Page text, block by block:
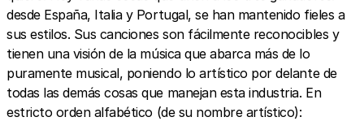
desde España, Italia y Portugal, se han mantenido fieles a
sus estilos. Sus canciones son fácilmente reconocibles y
tienen una visión de la música que abarca más de lo
puramente musical, poniendo lo artístico por delante de
todas las demás cosas que manejan esta industria. En
estricto orden alfabético (de su nombre artístico):